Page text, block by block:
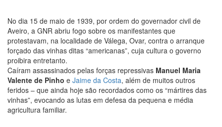
No dia 15 de maio de 1939, por ordem do governador civil de
Aveiro, a GNR abriu fogo sobre os manifestantes que
protestavam, na localidade de Válega, Ovar, contra o arranque
forçado das vinhas ditas “americanas”, cuja cultura o governo
proibira entretanto.
Caíram assassinados pelas forças repressivas Manuel Maria
Valente de Pinho e Jaime da Costa, além de muitos outros
feridos – que ainda hoje são recordados como os “mártires das
vinhas”, evocando as lutas em defesa da pequena e média
agricultura familiar.